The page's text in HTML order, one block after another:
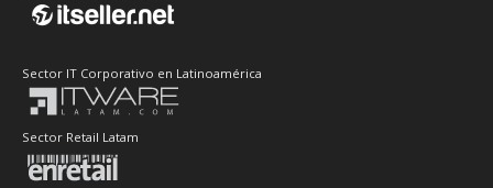
Sector IT Corporativo en Latinoamérica
Sector Retail Latam